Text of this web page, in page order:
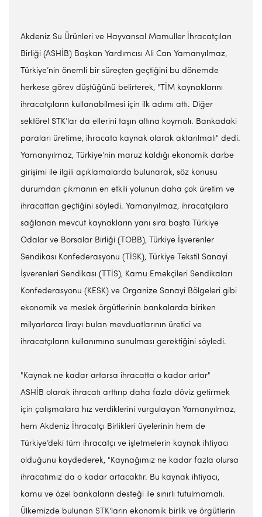
Akdeniz Su Ürünleri ve Hayvansal Mamuller İhracatçıları
Birliği (ASHİB) Başkan Yardımcısı Ali Can Yamanyılmaz,
Türkiye’nin önemli bir süreçten geçtiğini bu dönemde
herkese görev düştüğünü belirterek, "TİM kaynaklarını
ihracatçıların kullanabilmesi için ilk adımı attı. Diğer
sektörel STK’lar da ellerini taşın altına koymalı. Bankadaki
paraları üretime, ihracata kaynak olarak aktarılmalı" dedi.
Yamanyılmaz, Türkiye'nin maruz kaldığı ekonomik darbe
girişimi ile ilgili açıklamalarda bulunarak, söz konusu
durumdan çıkmanın en etkili yolunun daha çok üretim ve
ihracattan geçtiğini söyledi. Yamanyılmaz, ihracatçılara
sağlanan mevcut kaynakların yanı sıra başta Türkiye
Odalar ve Borsalar Birliği (TOBB), Türkiye İşverenler
Sendikası Konfederasyonu (TİSK), Türkiye Tekstil Sanayi
İşverenleri Sendikası (TTİS), Kamu Emekçileri Sendikaları
Konfederasyonu (KESK) ve Organize Sanayi Bölgeleri gibi
ekonomik ve meslek örgütlerinin bankalarda biriken
milyarlarca lirayı bulan mevduatlarının üretici ve
ihracatçıların kullanımına sunulması gerektiğini söyledi.
"Kaynak ne kadar artarsa ihracatta o kadar artar"
ASHİB olarak ihracatı arttırıp daha fazla döviz getirmek
için çalışmalara hız verdiklerini vurgulayan Yamanyılmaz,
hem Akdeniz İhracatçı Birlikleri üyelerinin hem de
Türkiye’deki tüm ihracatçı ve işletmelerin kaynak ihtiyacı
olduğunu kaydederek, "Kaynağımız ne kadar fazla olursa
ihracatımız da o kadar artacaktır. Bu kaynak ihtiyacı,
kamu ve özel bankaların desteği ile sınırlı tutulmamalı.
Ülkemizde bulunan STK'ların ekonomik birlik ve örgütlerin